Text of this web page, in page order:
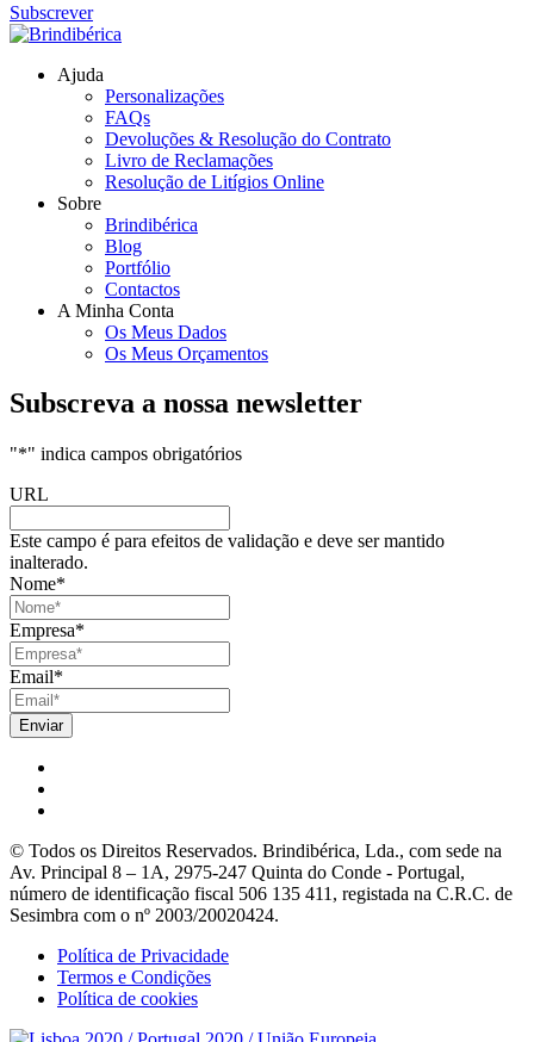
Subscrever
Ajuda
Personalizações
FAQs
Devoluções & Resolução do Contrato
Livro de Reclamações
Resolução de Litígios Online
Sobre
Brindibérica
Blog
Portfólio
Contactos
A Minha Conta
Os Meus Dados
Os Meus Orçamentos
Subscreva a nossa newsletter
"*" indica campos obrigatórios
URL
Este campo é para efeitos de validação e deve ser mantido
inalterado.
Nome*
Empresa*
Email*
© Todos os Direitos Reservados. Brindibérica, Lda., com sede na
Av. Principal 8 – 1A, 2975-247 Quinta do Conde - Portugal,
número de identificação fiscal 506 135 411, registada na C.R.C. de
Sesimbra com o nº 2003/20020424.
Política de Privacidade
Termos e Condições
Política de cookies